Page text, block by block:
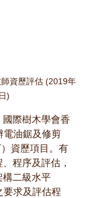
資歷評估 (2019年
)
際樹木學會香
電油鋸及修剪
）資歷項目。有
程序及評估，
構二級水平
要求及評估程